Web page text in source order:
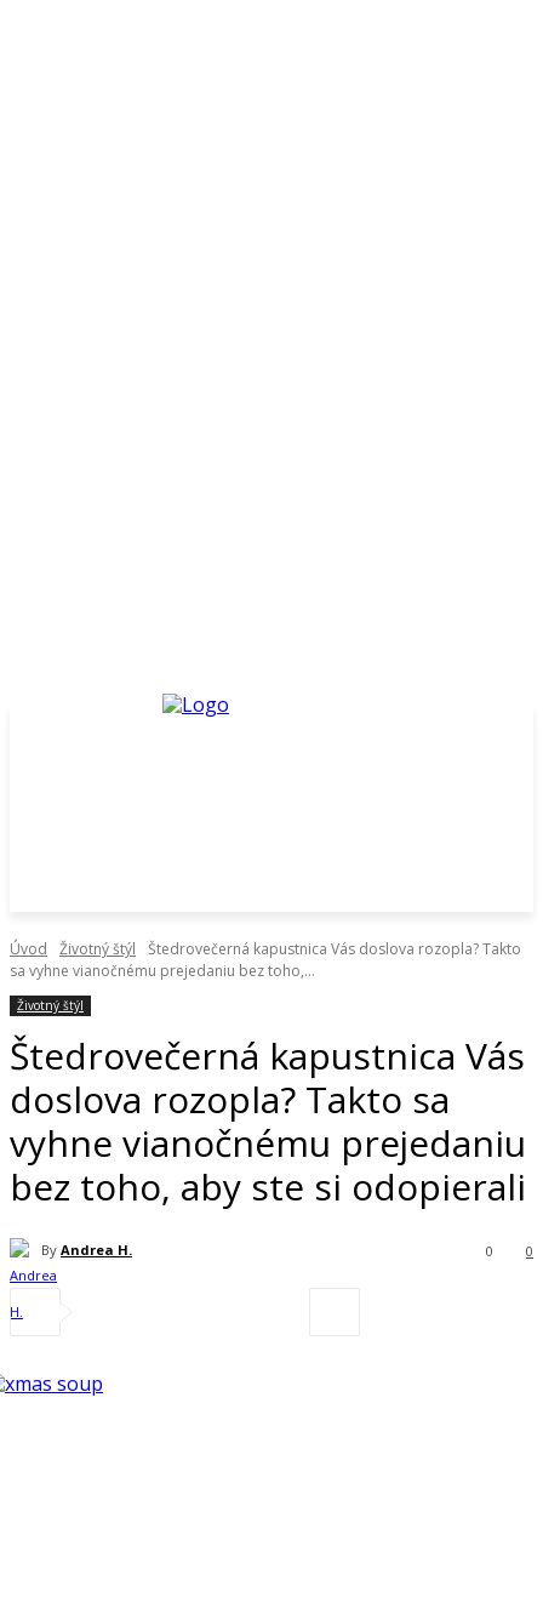
Úvod Životný štýl
Štedrovečerná kapustnica Vás doslova rozopla? Takto
sa vyhne vianočnému prejedaniu bez toho,...
Životný štýl
Štedrovečerná kapustnica Vás
doslova rozopla? Takto sa
vyhne vianočnému prejedaniu
bez toho, aby ste si odopierali
By Andrea H. 0
0